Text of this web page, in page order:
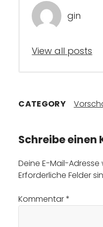
gin
View all posts
CATEGORY
Schreibe einen
Deine E-Mail-
Erforderliche Felder
Kommentar*